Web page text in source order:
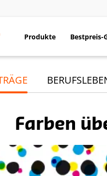
Produkte Bestpreis-
Farben